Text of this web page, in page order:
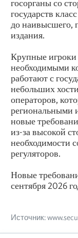
госорганы со
государств
до наивысшего,
издания.
Крупные
необходимыми
работают с
небольших
операторов,
региональными
новые
из-за высокой
необходимости
регуляторов.
Новые
сентября 2026
Источник: